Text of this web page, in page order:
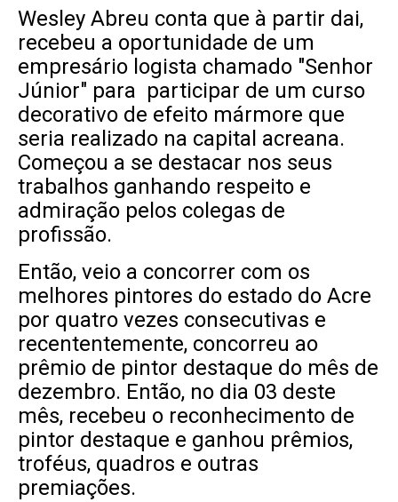
Wesley Abreu conta que à partir dai,
recebeu a oportunidade de um
empresário logista chamado "Senhor
Júnior" para participar de um curso
decorativo de efeito mármore que
seria realizado na capital acreana.
Começou a se destacar nos seus
trabalhos ganhando respeito e
admiração pelos colegas de
profissão.
Então, veio a concorrer com os
melhores pintores do estado do Acre
por quatro vezes consecutivas e
recententemente, concorreu ao
prêmio de pintor destaque do mês de
dezembro. Então, no dia 03 deste
mês, recebeu o reconhecimento de
pintor destaque e ganhou prêmios,
troféus, quadros e outras
premiações.